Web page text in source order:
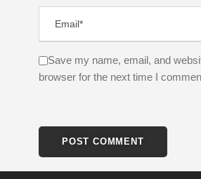
Save my name, email, and
browser for the next time I